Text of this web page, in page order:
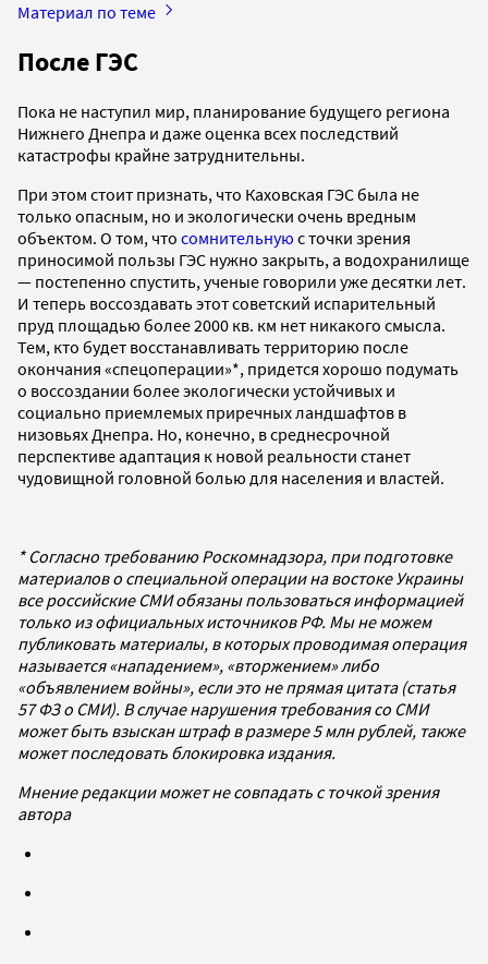
Материал по теме
После ГЭС
Пока не наступил мир, планирование будущего региона
Нижнего Днепра и даже оценка всех последствий
катастрофы крайне затруднительны.
При этом стоит признать, что Каховская ГЭС была не
только опасным, но и экологически очень вредным
объектом. О том, что сомнительную с точки зрения
приносимой пользы ГЭС нужно закрыть, а водохранилище
— постепенно спустить, ученые говорили уже десятки лет.
И теперь воссоздавать этот советский испарительный
пруд площадью более 2000 кв. км нет никакого смысла.
Тем, кто будет восстанавливать территорию после
окончания «спецоперации»*, придется хорошо подумать
о воссоздании более экологически устойчивых и
социально приемлемых приречных ландшафтов в
низовьях Днепра. Но, конечно, в среднесрочной
перспективе адаптация к новой реальности станет
чудовищной головной болью для населения и властей.
* Согласно требованию Роскомнадзора, при подготовке
материалов о специальной операции на востоке Украины
все российские СМИ обязаны пользоваться информацией
только из официальных источников РФ. Мы не можем
публиковать материалы, в которых проводимая операция
называется «нападением», «вторжением» либо
«объявлением войны», если это не прямая цитата (статья
57 ФЗ о СМИ). В случае нарушения требования со СМИ
может быть взыскан штраф в размере 5 млн рублей, также
может последовать блокировка издания.
Мнение редакции может не совпадать с точкой зрения
автора